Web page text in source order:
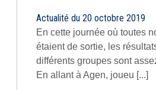
Actualité du 20 octobre 2019
En cette journée où toutes
étaient de sortie, les
différents groupes sont
En allant à Agen, joueu [...]